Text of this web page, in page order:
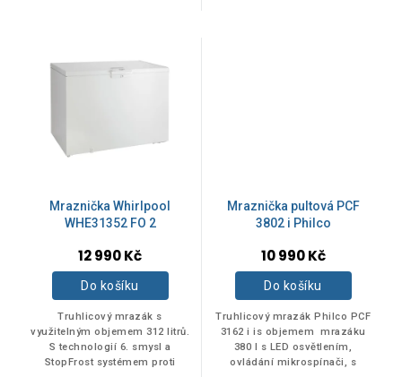
Mraznička Whirlpool
WHE31352 FO 2
12 990 Kč
Do košíku
Truhlicový mrazák s
využitelným objemem 312 litrů.
S technologií 6. smysl a
StopFrost systémem proti
Mraznička pultová PCF
3802 i Philco
10 990 Kč
Do košíku
Truhlicový mrazák Philco PCF
3162 i is objemem mrazáku
380 l s LED osvětlením,
ovládání mikrospínači, s